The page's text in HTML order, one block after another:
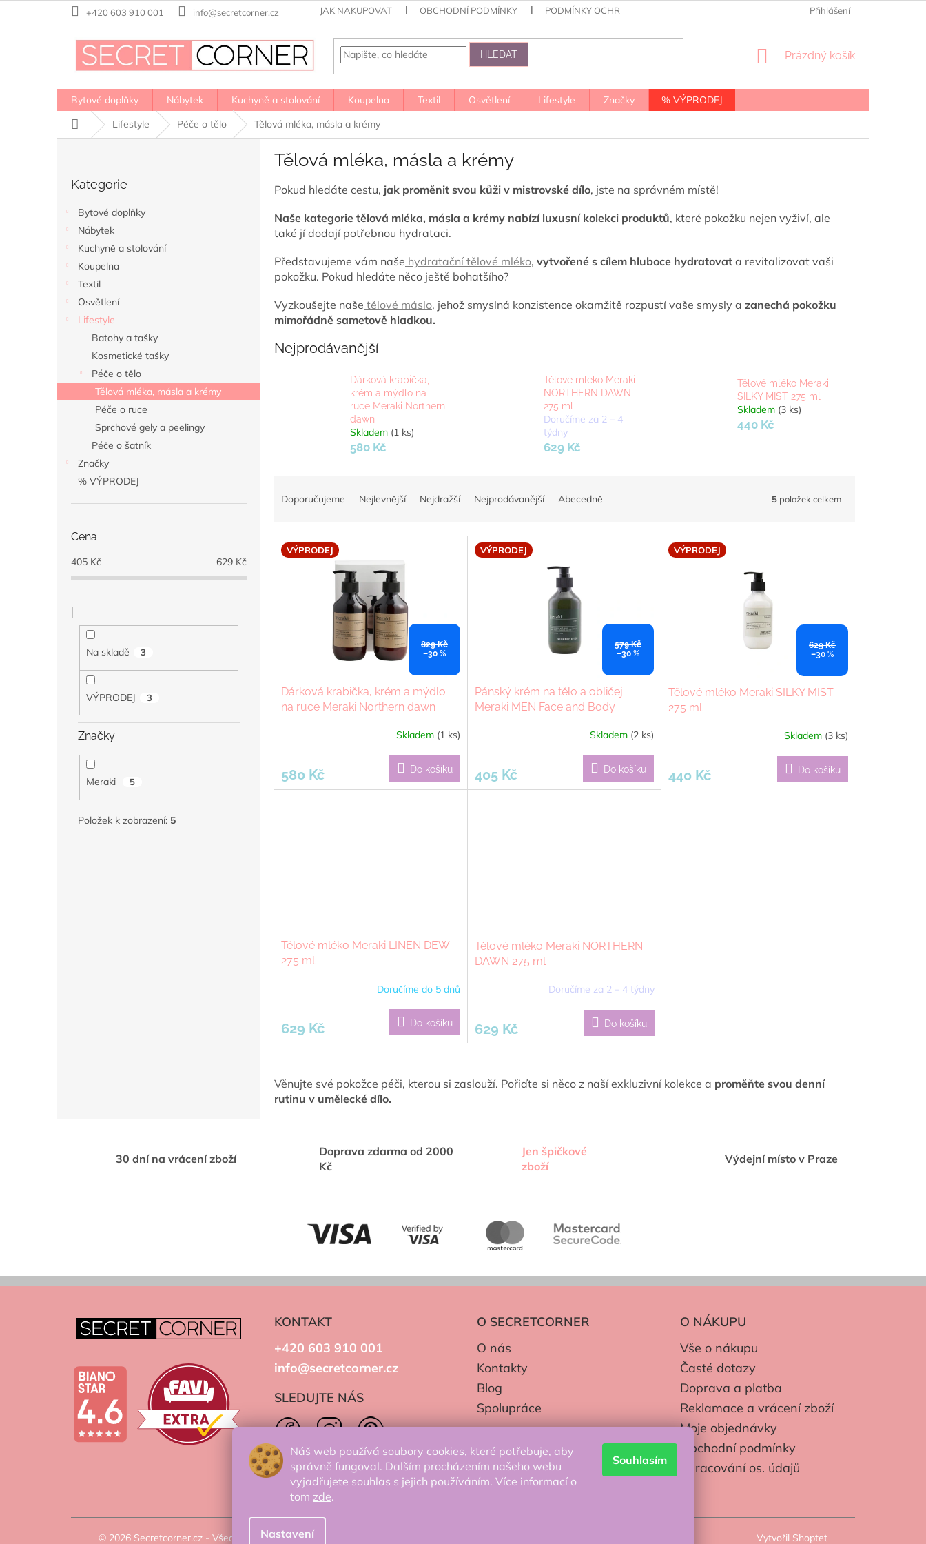
Náš web používá soubory cookies, které potřebuje, aby
správně fungoval. Dalším procházením našeho webu
vyjadřujete souhlas s jejich používáním. Více informací o
tom zde.
Nastavení
Souhlasím
na
+420 603 910 001 info@secretcorner.cz JAK NAKUPOVAT OBCHODNÍ PODMÍNKY PODMÍNKY OCHRANY OSOBNÍCH ÚDAJŮ Přihlášení
HLEDAT
NÁKUPNÍ
Prázdný košík
Bytové doplňky Nábytek Kuchyně a stolování Koupelna Textil Osvětlení Lifestyle Značky
% VÝPRODEJ
Domů
Lifestyle Péče o tělo Tělová mléka, másla a krémy
kategorie
Kategorie
Bytové doplňky
Nábytek
Kuchyně a stolování
Koupelna
Textil
Osvětlení
Lifestyle
Batohy a tašky
Kosmetické tašky
Péče o tělo
Tělová mléka, másla a krémy
Péče o ruce
Sprchové gely a peelingy
Péče o šatník
Značky
% VÝPRODEJ
Cena
405 Kč 629 Kč
Na skladě 3
VÝPRODEJ 3
Značky
Meraki 5
Položek k zobrazení: 5
Tělová mléka, másla a krémy
Pokud hledáte cestu, jak proměnit svou kůži v mistrovské dílo, jste na správném místě!
Naše kategorie tělová mléka, másla a krémy nabízí luxusní kolekci produktů, které pokožku nejen vyživí, ale
také jí dodají potřebnou hydrataci.
Představujeme vám naše hydratační tělové mléko, vytvořené s cílem hluboce hydratovat a revitalizovat vaši
pokožku. Pokud hledáte něco ještě bohatšího?
Vyzkoušejte naše tělové máslo, jehož smyslná konzistence okamžitě rozpustí vaše smysly a zanechá pokožku
mimořádně sametově hladkou.
Nejprodávanější
Dárková krabička,
krém a mýdlo na
ruce Meraki Northern
dawn
Skladem (1 ks)
580 Kč
Tělové mléko Meraki
NORTHERN DAWN
275 ml
Doručíme za 2 – 4
týdny
629 Kč
Tělové mléko Meraki
SILKY MIST 275 ml
Skladem (3 ks)
440 Kč
n
Doporučujeme Nejlevnější Nejdražší Nejprodávanější Abecedně 5 položek celkem
V VÝPRODEJ
829 Kč
–30 %
Dárková krabička, krém a mýdlo
na ruce Meraki Northern dawn
Skladem (1 ks)
580 Kč Do košíku
VÝPRODEJ
579 Kč
–30 %
Pánský krém na tělo a obličej
Meraki MEN Face and Body
Skladem (2 ks)
405 Kč Do košíku
VÝPRODEJ
629 Kč
–30 %
Tělové mléko Meraki SILKY MIST
275 ml
Skladem (3 ks)
440 Kč Do košíku
Tělové mléko Meraki LINEN DEW
275 ml
Doručíme do 5 dnů
629 Kč Do košíku
Tělové mléko Meraki NORTHERN
DAWN 275 ml
Doručíme za 2 – 4 týdny
629 Kč Do košíku
l
í
v
ý
s
Věnujte své pokožce péči, kterou si zaslouží. Pořiďte si něco z naší exkluzivní kolekce a proměňte svou denní
rutinu v umělecké dílo.
30 dní na vrácení zboží
Doprava zdarma od 2000
Kč
Jen špičkové
zboží
Výdejní místo v Praze
KONTAKT
+420 603 910 001
info@secretcorner.cz
SLEDUJTE NÁS
O SECRETCORNER
O nás
Kontakty
Blog
Spolupráce
O NÁKUPU
Vše o nákupu
Časté dotazy
Doprava a platba
Reklamace a vrácení zboží
Moje objednávky
Obchodní podmínky
Zpracování os. údajů
© 2026 Secretcorner.cz - Všechna práva vyhrazena. Vytvořil Shoptet